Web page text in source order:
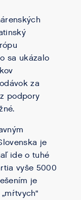
sa ukázalo
za
podpory
je
ide o tuhé
vyše 5000
je